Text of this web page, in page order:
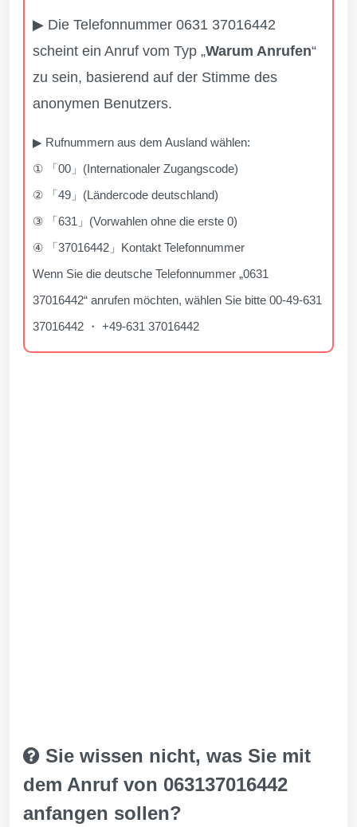
▶ Die Telefonnummer 0631 37016442
scheint ein Anruf vom Typ „Warum Anrufen“
zu sein, basierend auf der Stimme des
anonymen Benutzers.
▶ Rufnummern aus dem Ausland wählen:
① 「00」(Internationaler Zugangscode)
② 「49」(Ländercode deutschland)
③ 「631」(Vorwahlen ohne die erste 0)
④ 「37016442」Kontakt Telefonnummer
Wenn Sie die deutsche Telefonnummer „0631
37016442“ anrufen möchten, wählen Sie bitte 00-49-631
37016442 ・ +49-631 37016442
Sie wissen nicht, was Sie mit
dem Anruf von 063137016442
anfangen sollen?